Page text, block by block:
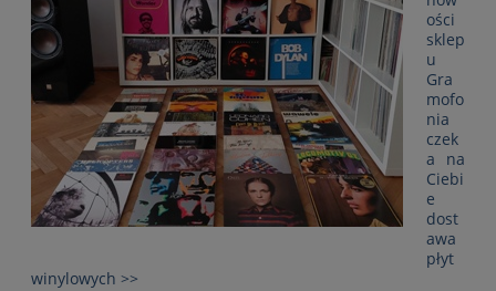
ości
sklep
u
Gra
mofo
nia
czek
a na
Ciebi
e
dost
awa
płyt
winylowych >>